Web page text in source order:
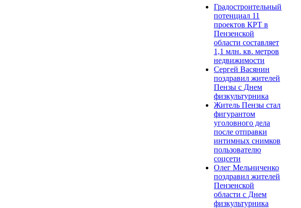
Градостроительный
потенциал 11
проектов КРТ в
Пензенской
области составляет
1,1 млн. кв. метров
недвижимости
Сергей Васянин
поздравил жителей
Пензы с Днем
физкультурника
Житель Пензы стал
фигурантом
уголовного дела
после отправки
интимных снимков
пользователю
соцсети
Олег Мельниченко
поздравил жителей
Пензенской
области с Днем
физкультурника